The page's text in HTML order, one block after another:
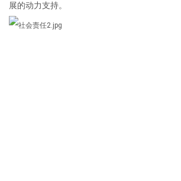
展的动力支持。